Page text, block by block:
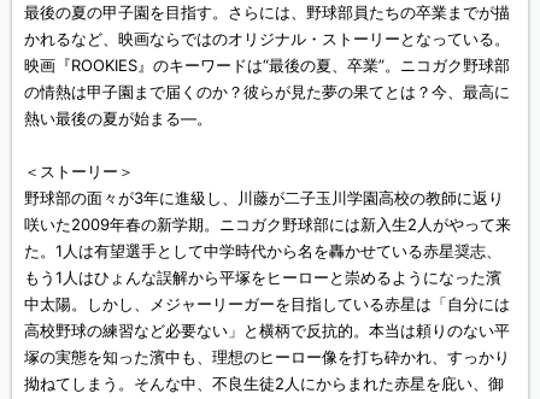
最後の夏の甲子園を目指す。さらには、野球部員たちの卒業までが描
かれるなど、映画ならではのオリジナル・ストーリーとなっている。
映画『ROOKIES』のキーワードは“最後の夏、卒業”。ニコガク野球部
の情熱は甲子園まで届くのか？彼らが見た夢の果てとは？今、最高に
熱い最後の夏が始まる―。
＜ストーリー＞
野球部の面々が3年に進級し、川藤が二子玉川学園高校の教師に返り
咲いた2009年春の新学期。ニコガク野球部には新入生2人がやって来
た。1人は有望選手として中学時代から名を轟かせている赤星奨志、
もう1人はひょんな誤解から平塚をヒーローと崇めるようになった濱
中太陽。しかし、メジャーリーガーを目指している赤星は「自分には
高校野球の練習など必要ない」と横柄で反抗的。本当は頼りのない平
塚の実態を知った濱中も、理想のヒーロー像を打ち砕かれ、すっかり
拗ねてしまう。そんな中、不良生徒2人にからまれた赤星を庇い、御